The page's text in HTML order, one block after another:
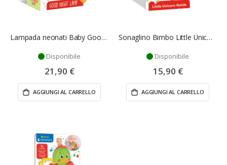
Lampada neonati Baby Goodnight - Clementoni
Disponibile
21,90 €
AGGIUNGI AL CARRELLO
Sonaglino Bimbo Little Unicorn Rattle - Clementoni
Disponibile
15,90 €
AGGIUNGI AL CARRELLO